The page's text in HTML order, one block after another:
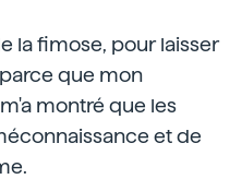
la fimose, pour laisser
que mon
montré que les
et de